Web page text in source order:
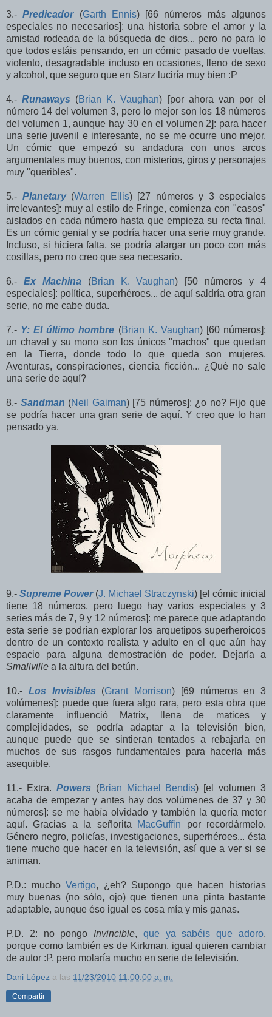
3.-Predicador(Garth Ennis) [66 números más algunos
especiales no necesarios]: una historia sobre el amor y la
amistad rodeada de la búsqueda de dios... pero no para lo
que todos estáis pensando, en un cómic pasado de vueltas,
violento, desagradable incluso en ocasiones, lleno de sexo
y alcohol, que seguro que en Starz luciría muy bien :P
4.-Runaways (Brian K. Vaughan) [por ahora van por el
número 14 del volumen 3, pero lo mejor son los 18 números
del volumen 1, aunque hay 30 en el volumen 2]: para hacer
una serie juvenil e interesante, no se me ocurre uno mejor.
Un cómic que empezó su andadura con unos arcos
argumentales muy buenos, con misterios, giros y personajes
muy "queribles".
5.- Planetary(Warren Ellis) [27 números y 3 especiales
irrelevantes]: muy al estilo de Fringe, comienza con "casos"
aislados en cada número hasta que empieza su recta final.
Es un cómic genial y se podría hacer una serie muy grande.
Incluso, si hiciera falta, se podría alargar un poco con más
cosillas, pero no creo que sea necesario.
6.- Ex Machina (Brian K. Vaughan) [50 números y 4
especiales]: política, superhéroes... de aquí saldría otra gran
serie, no me cabe duda.
7.- Y: El último hombre (Brian K. Vaughan) [60 números]:
un chaval y su mono son los únicos "machos" que quedan
en la Tierra, donde todo lo que queda son mujeres.
Aventuras, conspiraciones, ciencia ficción... ¿Qué no sale
una serie de aquí?
8.- Sandman (Neil Gaiman) [75 números]: ¿o no? Fijo que
se podría hacer una gran serie de aquí. Y creo que lo han
pensado ya.
9.- Supreme Power(J. Michael Straczynski) [el cómic inicial
tiene 18 números, pero luego hay varios especiales y 3
series más de 7, 9 y 12 números]: me parece que adaptando
esta serie se podrían explorar los arquetipos superheroicos
dentro de un contexto realista y adulto en el que aún hay
espacio para alguna demostración de poder. Dejaría a
Smallville a la altura del betún.
10.- Los Invisibles (Grant Morrison) [69 números en 3
volúmenes]: puede que fuera algo rara, pero esta obra que
claramente influenció Matrix, llena de matices y
complejidades, se podría adaptar a la televisión bien,
aunque puede que se sintieran tentados a rebajarla en
muchos de sus rasgos fundamentales para hacerla más
asequible.
11.- Extra. Powers (Brian Michael Bendis) [el volumen 3
acaba de empezar y antes hay dos volúmenes de 37 y 30
números]: se me había olvidado y también la quería meter
aquí. Gracias a la señorita
MacGuffin por recordármelo.
Género negro, policías, investigaciones, superhéroes... ésta
tiene mucho que hacer en la televisión, así que a ver si se
animan.
P.D.: muchoVertigo, ¿eh? Supongo que hacen historias
muy buenas (no sólo, ojo) que tienen una pinta bastante
adaptable, aunque éso igual es cosa mía y mis ganas.
P.D. 2: no pongo Invincible, que ya sabéis que adoro,
porque como también es de Kirkman, igual quieren cambiar
de autor :P, pero molaría mucho en serie de televisión.
Dani López a las 11/23/2010 11:00:00 a. m.
Compartir